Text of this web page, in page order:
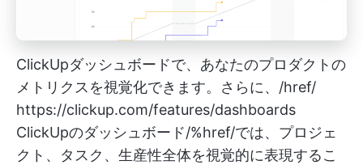
ClickUpダッシュボードで、あなたのプロダクトの
メトリクスを視覚化できます。さらに、/href/
https://clickup.com/features/dashboards
ClickUpのダッシュボード/%href/では、プロジェ
クト、タスク、生産性全体を視覚的に表現するこ